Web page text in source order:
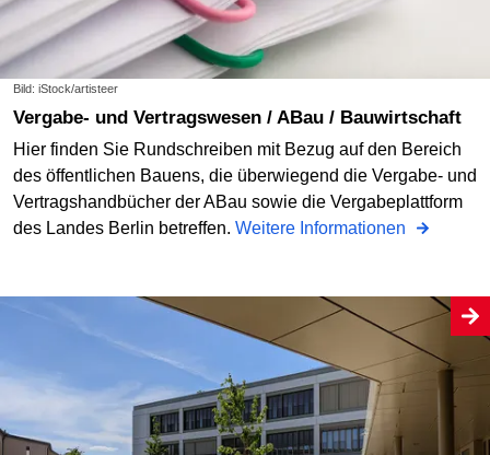
Bild: iStock/artisteer
Vergabe- und Vertragswesen / ABau / Bauwirtschaft
Hier finden Sie Rundschreiben mit Bezug auf den Bereich
des öffentlichen Bauens, die überwiegend die Vergabe- und
Vertragshandbücher der ABau sowie die Vergabeplattform
des Landes Berlin betreffen. Weitere Informationen